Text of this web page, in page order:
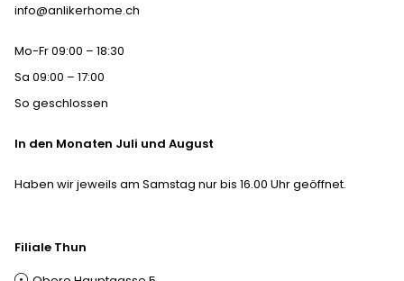
info@anlikerhome.ch
Mo-Fr 09:00 – 18:30
Sa 09:00 – 17:00
So geschlossen
In den Monaten Juli und August
Haben wir jeweils am Samstag nur bis 16.00 Uhr geöffnet.
Filiale Thun